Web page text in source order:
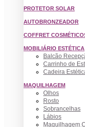
PROTETOR SOLAR
AUTOBRONZEADOR
COFFRET
MOBILIÁRIO ESTÉTICA
Balcão
Carrinho de
Cadeira
MAQUILHAGEM
Olhos
Rosto
Sobrancelhas
Lábios
Maquilhagem